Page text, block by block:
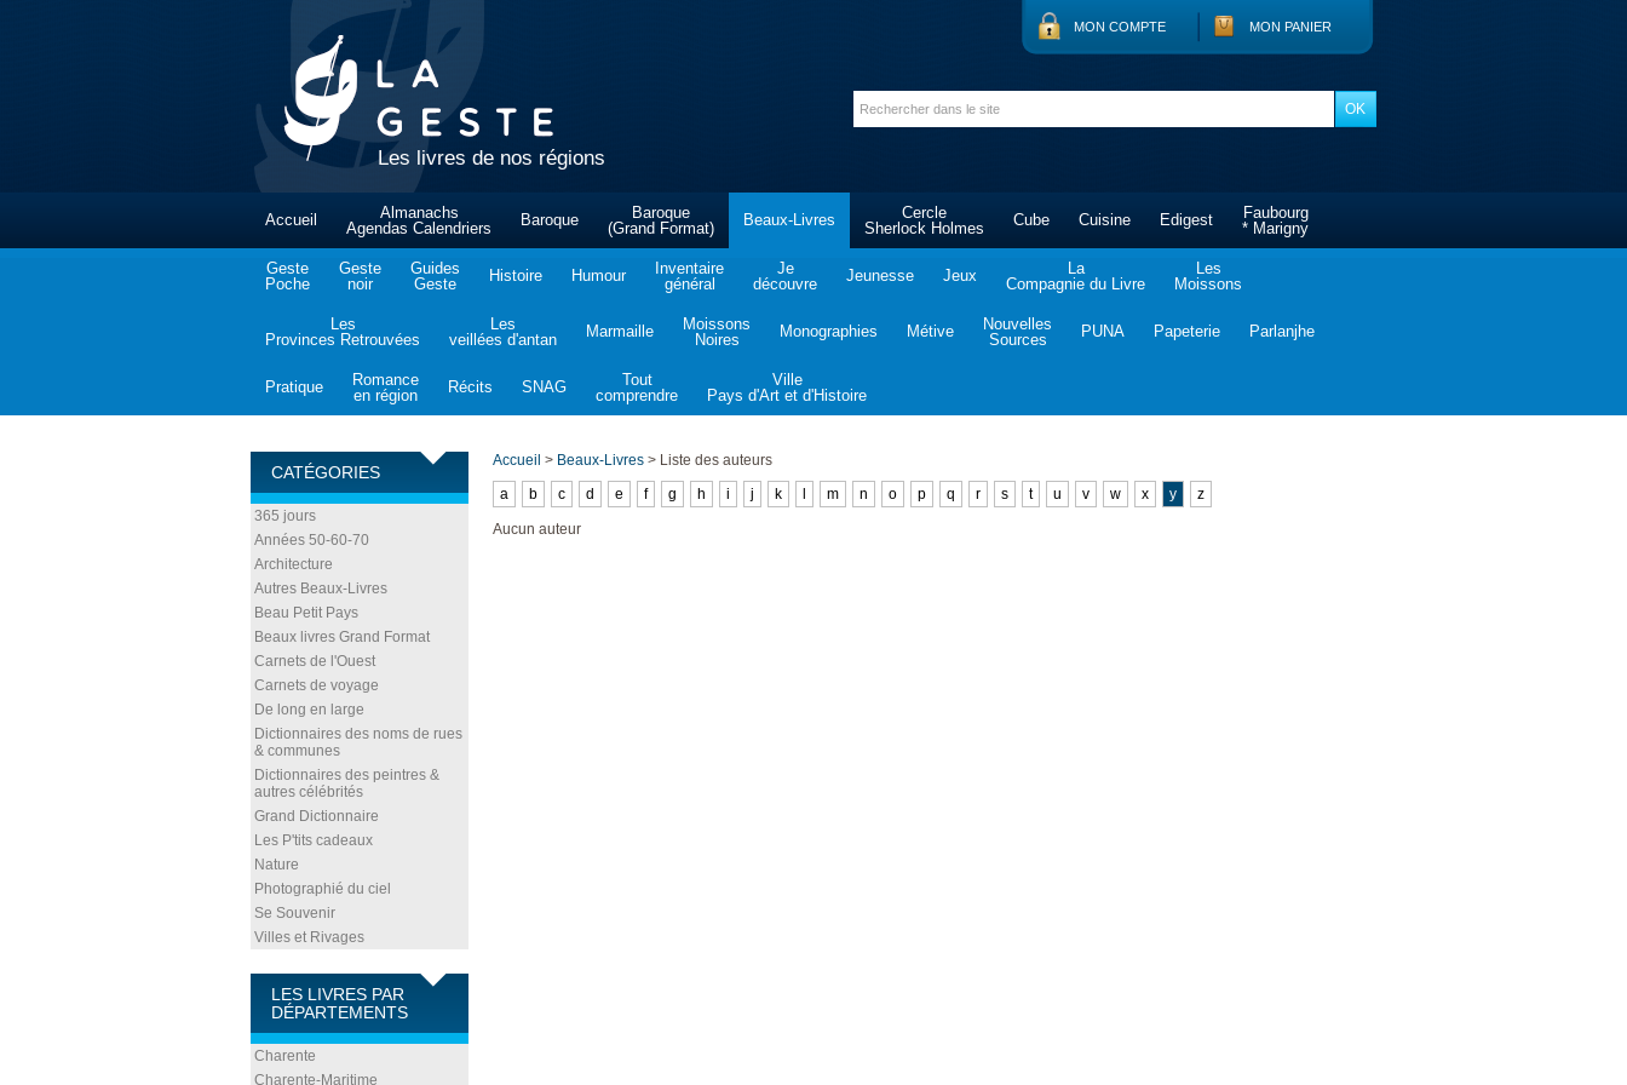
Les livres de nos régions
MON COMPTE MON PANIER
Accueil
Almanachs
Agendas Calendriers
Baroque
Baroque
(Grand Format)
Beaux-Livres
Cercle
Sherlock Holmes
Cube Cuisine Edigest
Faubourg
* Marigny
Geste
Poche
Geste
noir
Guides
Geste
Histoire Humour
Inventaire
général
Je
découvre
Jeunesse Jeux
La
Compagnie du Livre
Les
Moissons
Les
Provinces Retrouvées
Les
veillées d'antan
Marmaille
Moissons
Noires
Monographies Métive
Nouvelles
Sources
PUNA Papeterie Parlanjhe
Pratique
Romance
en région
Récits SNAG
Tout
comprendre
Ville
Pays d'Art et d'Histoire
CATÉGORIES
365 jours
Années 50-60-70
Architecture
Autres Beaux-Livres
Beau Petit Pays
Beaux livres Grand Format
Carnets de l'Ouest
Carnets de voyage
De long en large
Dictionnaires des noms de rues
& communes
Dictionnaires des peintres &
autres célébrités
Grand Dictionnaire
Les P'tits cadeaux
Nature
Photographié du ciel
Se Souvenir
Villes et Rivages
LES LIVRES PAR
DÉPARTEMENTS
Charente
Charente-Maritime
Accueil > Beaux-Livres > Liste des auteurs
a
b c d e f g h i j k m n o p q r s t u v w x y z
Aucun auteur